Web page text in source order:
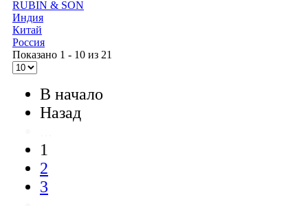
RUBIN & SON
Индия
Китай
Россия
Показано 1 - 10 из 21
В начало
Назад
1
2
3